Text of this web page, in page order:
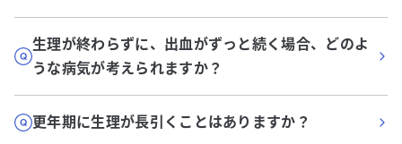
生理が終わらずに、出血がずっと続く場合、どのよ
うな病気が考えられますか？
更年期に生理が長引くことはありますか？